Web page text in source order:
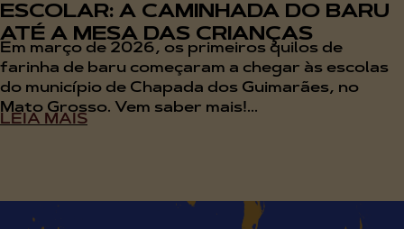
ESCOLAR: A CAMINHADA DO BARU
ATÉ A MESA DAS CRIANÇAS
Em março de 2026, os primeiros quilos de
farinha de baru começaram a chegar às escolas
do município de Chapada dos Guimarães, no
Mato Grosso. Vem saber mais!...
LEIA MAIS